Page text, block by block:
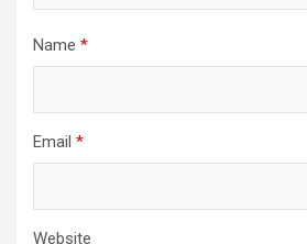
Name *
Email *
Website